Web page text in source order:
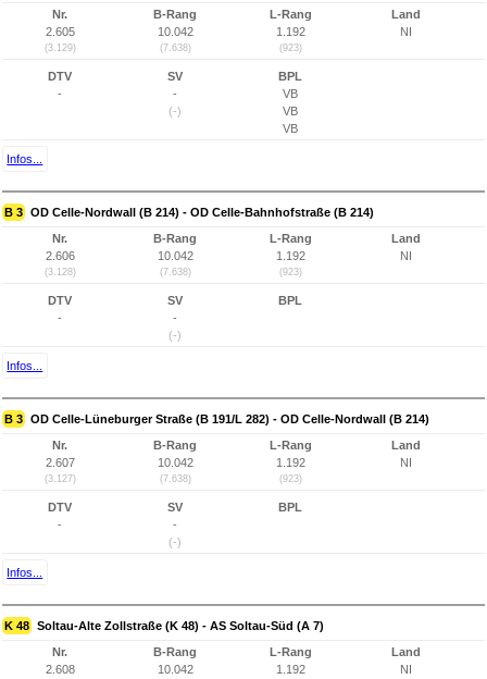
Nr.
2.605
(3.129)
B-Rang
10.042
(7.638)
L-Rang
1.192
(923)
Land
NI
DTV
-
SV
-
(-)
BPL
VB
VB
VB
Infos...
B 3 OD Celle-Nordwall (B 214) - OD Celle-Bahnhofstraße (B 214)
Nr.
2.606
(3.128)
B-Rang
10.042
(7.638)
L-Rang
1.192
(923)
Land
NI
DTV
-
SV
-
(-)
BPL
Infos...
B 3 OD Celle-Lüneburger Straße (B 191/L 282) - OD Celle-Nordwall (B 214)
Nr.
2.607
(3.127)
B-Rang
10.042
(7.638)
L-Rang
1.192
(923)
Land
NI
DTV
-
SV
-
(-)
BPL
Infos...
K 48 Soltau-Alte Zollstraße (K 48) - AS Soltau-Süd (A 7)
Nr.
2.608
B-Rang
10.042
L-Rang
1.192
Land
NI